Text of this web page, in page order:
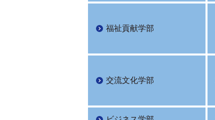
福祉貢献学部
交流文化学部